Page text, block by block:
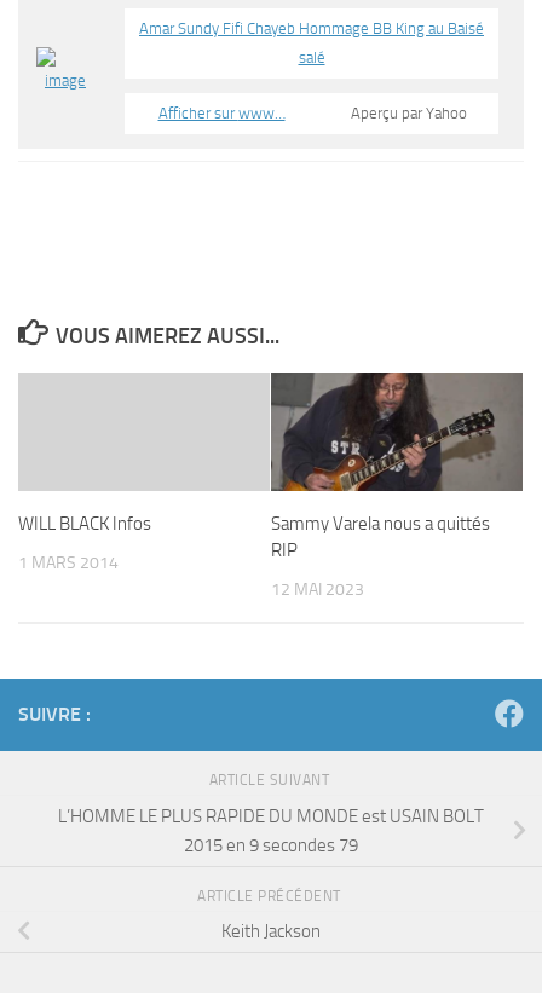
Amar Sundy Fifi Chayeb Hommage BB King au Baisé
salé
Afficher surwww… Aperçu par Yahoo
VOUS AIMEREZ AUSSI...
WILL BLACK Infos
1 MARS 2014
Sammy Varela nous a quittés
RIP
12 MAI 2023
SUIVRE :
ARTICLE SUIVANT
L’HOMME LE PLUS RAPIDE DU MONDE est USAIN BOLT
2015 en 9 secondes 79
ARTICLE PRÉCÉDENT
Keith Jackson